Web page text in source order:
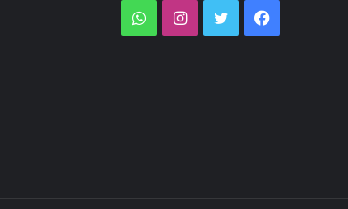
فيسبوكتويتر انستقرام